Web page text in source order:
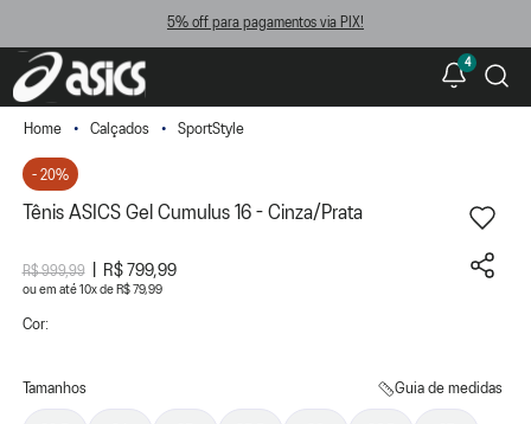
5% off para pagamentos via PIX!
4
Calçados SportStyle
- 20%
Tênis ASICS Gel Cumulus 16 - Cinza/Prata
R$ 999,99 R$ 799,99
ou 10xde R$ 79,99
Cor:
Tamanhos Guia de medidas